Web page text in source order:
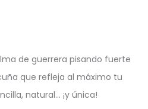
de guerrera pisando fuerte
que refleja al máximo tu
natural… ¡y única!